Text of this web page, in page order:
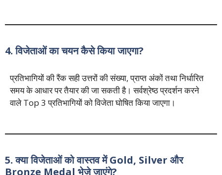
4. विजेताओं का चयन कैसे किया जाएगा?
प्रतिभागियों की रैंक सही उत्तरों की संख्या, प्राप्त अंकों तथा निर्धारित
समय के आधार पर तैयार की जा सकती है। सर्वश्रेष्ठ प्रदर्शन करने
वाले Top 3 प्रतिभागियों को विजेता घोषित किया जाएगा।
5. क्या विजेताओं को वास्तव में Gold, Silver और
Bronze Medal भेजे जाएंगे?